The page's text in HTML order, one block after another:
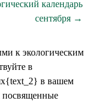
календарь
сентября →
к экологическим
в
в вашем
посвященные